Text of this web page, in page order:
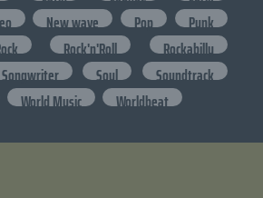
New wave Pop
Punk
Rock'n'Roll
Rockabilly
Songwriter Soul
Soundtrack
World Music Worldbeat